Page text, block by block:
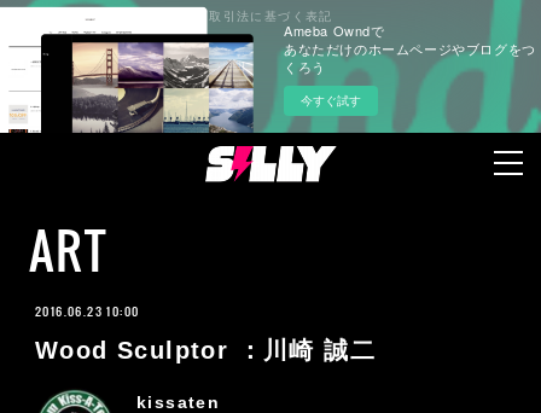
Ameba Owndで
あなただけのホームページやブログをつ
くろう
今すぐ試す
ART
2016.06.23 10:00
Wood Sculptor ：川崎 誠二
kissaten
プライバシーポリシー 特定商取引法に基づく表記